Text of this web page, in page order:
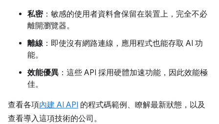
私密：敏感的使用者資料會保留在裝置上，完全不必
離開瀏覽器。
離線 ：即使沒有網路連線，應用程式也能存取 AI 功
能。
效能優異 ：這些 API 採用硬體加速功能，因此效能極
佳。
查看各項內建 AI API 的程式碼範例、瞭解最新狀態，以及
查看導入這項技術的公司。